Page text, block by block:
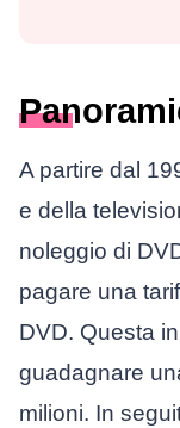
A partire dal
e della
noleggio di
pagare una
DVD. Questa
guadagnare
milioni. In